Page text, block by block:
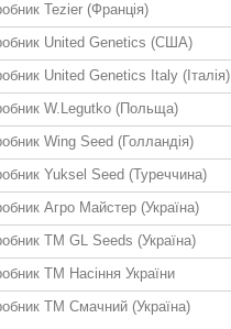
Tezier (Франція)
United Genetics (США)
United Genetics Italy (Італія)
W.Legutko (Польща)
Wing Seed (Голландія)
Yuksel Seed (Туреччина)
Агро Майстер (Україна)
ТМ GL Seeds (Україна)
ТМ Насіння України
ТМ Смачний (Україна)